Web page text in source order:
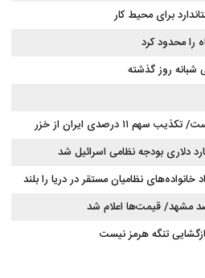
برای محیط کار
را محدود کرد
درصدی ایران از خزر
خانواده‌های نظامیان مستقر در دریا را بلند
مشهد/ قیمت‌ها اعلام شد
تنگه هرمز نیست